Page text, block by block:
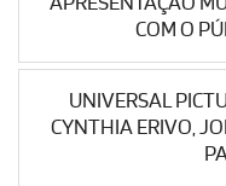
COM O
UNIVERSAL
CYNTHIA ERIVO,